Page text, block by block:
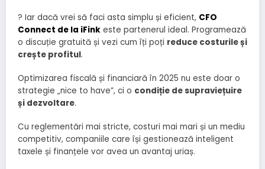
? Iar dacă vrei să faci asta simplu și eficient, CFO
Connect de la iFink este partenerul ideal. Programează
o discuție gratuită și vezi cum îți poți reduce costurile și
crește profitul.
Optimizarea fiscală și financiară în 2025 nu este doar o
strategie „nice to have”, ci o condiție de supraviețuire
și dezvoltare.
Cu reglementări mai stricte, costuri mai mari și un mediu
competitiv, companiile care își gestionează inteligent
taxele și finanțele vor avea un avantaj uriaș.